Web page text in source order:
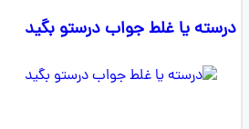
درسته یا غلط جواب درستو بگید